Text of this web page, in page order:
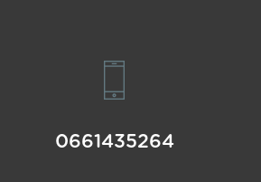
0661435264